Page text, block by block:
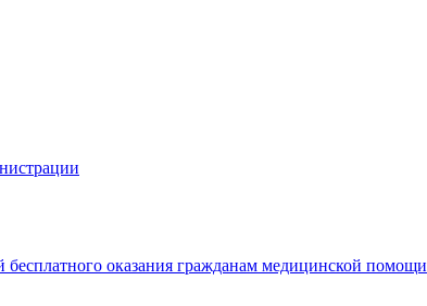
бесплатного оказания гражданам медицинской помощи